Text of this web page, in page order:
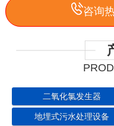
咨询
二氧化氯发生器
地埋式污水处理设备